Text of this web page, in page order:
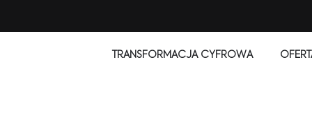
TRANSFORMACJA CYFROWA